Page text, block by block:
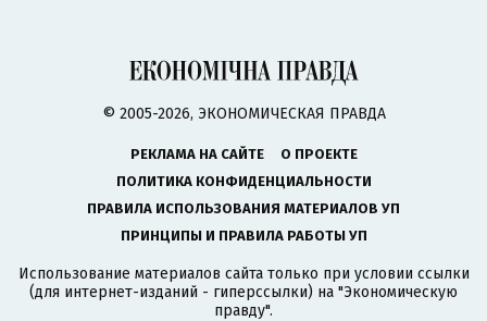
© 2005-2026, ЭКОНОМИЧЕСКАЯ ПРАВДА
РЕКЛАМА НА САЙТЕ
О ПРОЕКТЕ
ПОЛИТИКА КОНФИДЕНЦИАЛЬНОСТИ
ПРАВИЛА ИСПОЛЬЗОВАНИЯ МАТЕРИАЛОВ УП
ПРИНЦИПЫ И ПРАВИЛА РАБОТЫ УП
Использование материалов сайта только при условии ссылки
(для интернет-изданий - гиперссылки) на "Экономическую
правду".